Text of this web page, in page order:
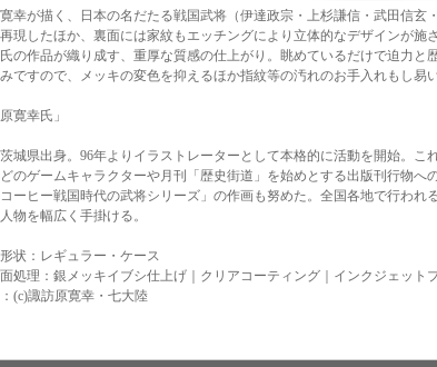
幸が描く、日本の名だたる戦国武将（伊達政宗・上杉謙信・武田信玄
現したほか、裏面には家紋もエッチングにより立体的なデザインが
の作品が織り成す、重厚な質感の仕上がり。眺めているだけで迫力と
ですので、メッキの変色を抑えるほか指紋等の汚れのお手入れもし易
寛幸氏」
城県出身。96年よりイラストレーターとして本格的に活動を開始。
のゲームキャラクターや月刊「歴史街道」を始めとする出版刊行物
ーヒー戦国時代の武将シリーズ」の作画も努めた。全国各地で行わ
物を幅広く手掛ける。
状：レギュラー・ケース
処理：銀メッキイブシ仕上げ｜クリアコーティング｜インクジェット
(c)諏訪原寛幸・七大陸